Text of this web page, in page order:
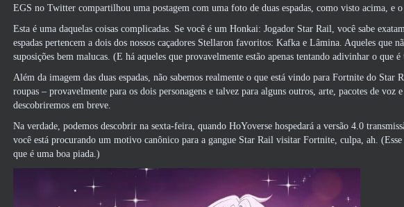
EGS no Twitter compartilhou uma postagem com uma foto de duas espadas, como visto acima, e
Esta é uma daquelas coisas complicadas. Se você é um Honkai: Jogador Star Rail, você sabe
espadas pertencem a dois dos nossos caçadores Stellaron favoritos: Kafka e Lâmina. Aqueles que
suposições bem malucas. (E há aqueles que provavelmente estão apenas tentando adivinhar o que
Além da imagem das duas espadas, não sabemos realmente o que está vindo para Fortnite do Star
roupas – provavelmente para os dois personagens e talvez para alguns outros, arte, pacotes de
descobriremos em breve.
Na verdade, podemos descobrir na sexta-feira, quando HoYoverse hospedará a versão 4.0
você está procurando um motivo canônico para a gangue Star Rail visitar Fortnite, culpa, ah.
que é uma boa piada.)